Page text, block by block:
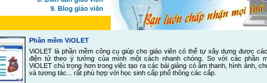
Phần mềm ViOLET
ViOLET là phần mềm công cụ giúp cho giáo viên có thể tự xây dựng được
điện tử theo ý tưởng của mình một cách nhanh chóng. So với các phần
ViOLET chú trọng hơn trong việc tạo ra các bài giảng có âm thanh, hình ảnh,
và tương tác... rất phù hợp với học sinh cấp phổ thông các cấp.